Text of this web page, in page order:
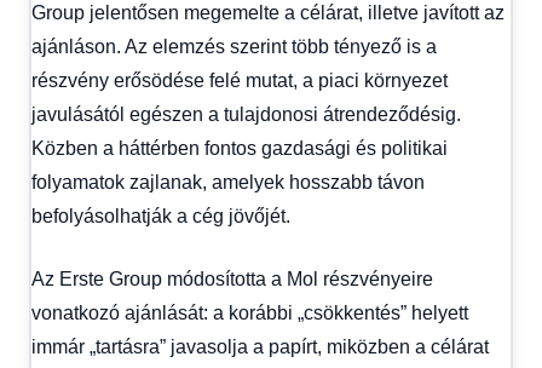
Group jelentősen megemelte a célárat, illetve javított az
ajánláson. Az elemzés szerint több tényező is a
részvény erősödése felé mutat, a piaci környezet
javulásától egészen a tulajdonosi átrendeződésig.
Közben a háttérben fontos gazdasági és politikai
folyamatok zajlanak, amelyek hosszabb távon
befolyásolhatják a cég jövőjét.
Az Erste Group módosította a Mol részvényeire
vonatkozó ajánlását: a korábbi „csökkentés” helyett
immár „tartásra” javasolja a papírt, miközben a célárat